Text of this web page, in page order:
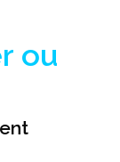
ou